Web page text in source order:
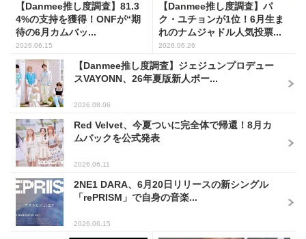
【Danmee推し度調査】81.3
4%の支持を獲得！ONFが“期
待の6月カムバッ...
2026.06.15
【Danmee推し度調査】パ
ク・ユチョンが1位！6月生ま
れのナムジャドル人気投票...
2026.06.26
【Danmee推し度調査】ジェジュンプロデュー
スVAYONN、26年夏版新人ボー...
2026.08.06
Red Velvet、今夏ついに完全体で帰還！8月カ
ムバックを公式発表
2026.06.11
2NE1 DARA、6月20日リリースの新シングル
「rePRISM」で自身の音楽...
2026.06.15